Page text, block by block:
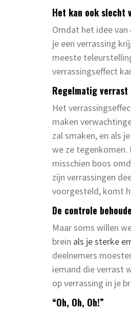
Het kan ook slecht
Omdat het idee van
je een verrassing
meeste
verrassingseffect
Regelmatig verrast
Het
maken
zal smaken, en als
we ze tegenkomen.
misschien boos
zijn verrassingen
voorgesteld, komt
De controle
Maar soms willen
brein als je sterke
deelnemers
iemand die verrast
op verrassing in je
“Oh, Oh, Oh!”